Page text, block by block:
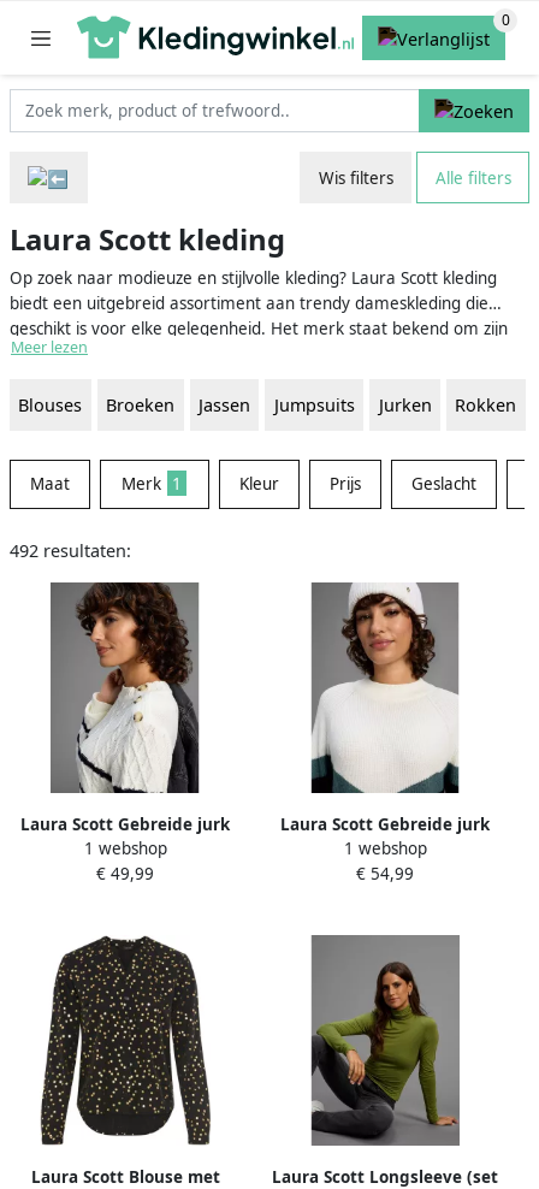
Wis filters Alle filters
Laura Scott kleding
Op zoek naar modieuze en stijlvolle kleding? Laura Scott kleding
biedt een uitgebreid assortiment aan trendy dameskleding die
geschikt is voor elke gelegenheid. Het merk staat bekend om zijn
combinatie van elegantie en comfort, waarbij de nieuwste
tot casual broeken en tops, Laura Scott biedt een gevarieerde
Meer lezen
Blouses Broeken Jassen Jumpsuits Jurken Rokken
Maat Merk 1 Kleur Prijs Geslacht
492 resultaten:
Laura Scott Gebreide jurk
1 webshop
€ 49,99
Laura Scott Gebreide jurk
met strepenpatroon van
zachte viscosekwaliteit
1 webshop
€ 54,99
Laura Scott Blouse met
Laura Scott Longsleeve (set